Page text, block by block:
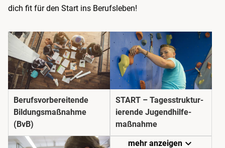
dich fit für den Start ins Berufsleben!
Berufs­­vorbereitende
Bildungs­­maßnahme
(BvB)
START – Tages­struktur­
ierende Jugend­hilfe­
maßnahme
mehr anzeigenexpand_more